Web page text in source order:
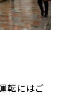
転にはご